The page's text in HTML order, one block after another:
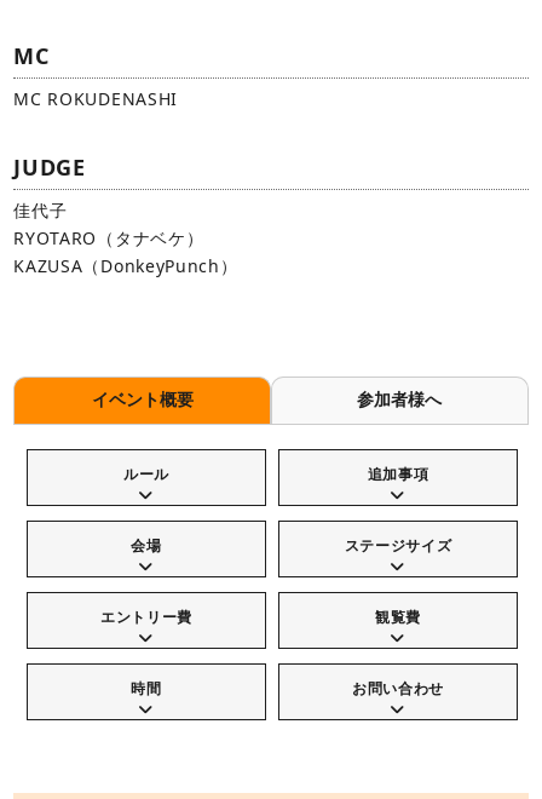
MC
MC ROKUDENASHI
JUDGE
佳代子
RYOTARO（タナベケ）
KAZUSA（DonkeyPunch）
イベント概要 参加者様へ
ルール 追加事項
会場 ステージサイズ
エントリー費 観覧費
時間 お問い合わせ